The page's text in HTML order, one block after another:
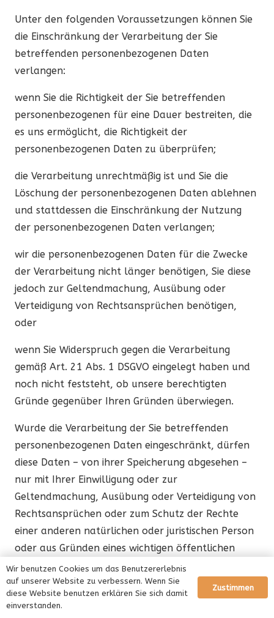
Unter den folgenden Voraussetzungen können Sie
die Einschränkung der Verarbeitung der Sie
betreffenden personenbezogenen Daten
verlangen:
wenn Sie die Richtigkeit der Sie betreffenden
personenbezogenen für eine Dauer bestreiten, die
es uns ermöglicht, die Richtigkeit der
personenbezogenen Daten zu überprüfen;
die Verarbeitung unrechtmäßig ist und Sie die
Löschung der personenbezogenen Daten ablehnen
und stattdessen die Einschränkung der Nutzung
der personenbezogenen Daten verlangen;
wir die personenbezogenen Daten für die Zwecke
der Verarbeitung nicht länger benötigen, Sie diese
jedoch zur Geltendmachung, Ausübung oder
Verteidigung von Rechtsansprüchen benötigen,
oder
wenn Sie Widerspruch gegen die Verarbeitung
gemäß Art. 21 Abs. 1 DSGVO eingelegt haben und
noch nicht feststeht, ob unsere berechtigten
Gründe gegenüber Ihren Gründen überwiegen.
Wurde die Verarbeitung der Sie betreffenden
personenbezogenen Daten eingeschränkt, dürfen
diese Daten – von ihrer Speicherung abgesehen –
nur mit Ihrer Einwilligung oder zur
Geltendmachung, Ausübung oder Verteidigung von
Rechtsansprüchen oder zum Schutz der Rechte
einer anderen natürlichen oder juristischen Person
oder aus Gründen eines wichtigen öffentlichen
Interesses der Union oder eines Mitgliedstaats
verarbeitet werden.
Wurde die Einschränkung der Verarbeitung nach
Wir benutzen Cookies um das Benutzererlebnis
auf unserer Website zu verbessern. Wenn Sie
diese Website benutzen erklären Sie sich damit
einverstanden.
Zustimmen